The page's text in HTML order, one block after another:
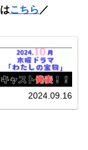
こちら ／
2024.09.16